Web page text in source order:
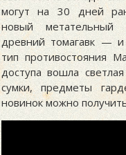
могут на 30 дней
новый
древний томагавк —
тип противостояния
доступа вошла
сумки, предметы
новинок можно